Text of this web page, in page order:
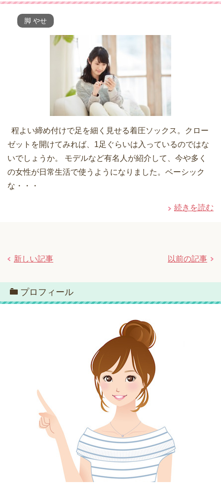
脚 やせ
程よい締め付けで足を細く見せる着圧ソックス。クロー
ゼットを開けてみれば、1足ぐらいは入っているのではな
いでしょうか。 モデルなど有名人が紹介して、今や多く
の女性が日常生活で使うようになりました。ベーシック
な・・・
続きを読む
以前の記事
新しい記事
プロフィール